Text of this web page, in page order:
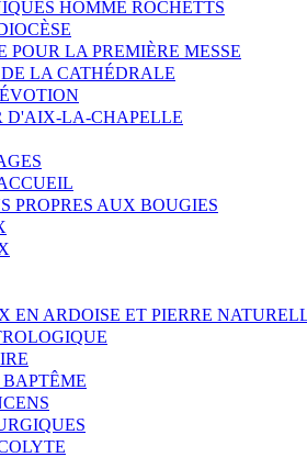
HOMME ROCHETTS
POUR LA PREMIÈRE MESSE
LA CATHÉDRALE
D'AIX-LA-CHAPELLE
PROPRES AUX BOUGIES
EN ARDOISE ET PIERRE